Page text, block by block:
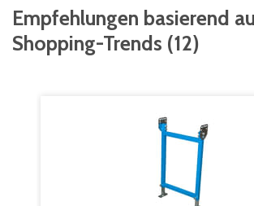
Empfehlungen basierend
Shopping-Trends (12)